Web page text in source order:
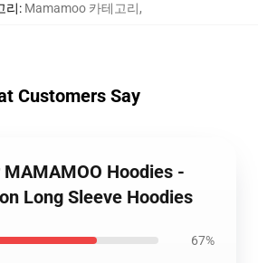
리: Mamamoo 카테고리,
Customers Say
Hoodies -
Long Sleeve Hoodies
67%